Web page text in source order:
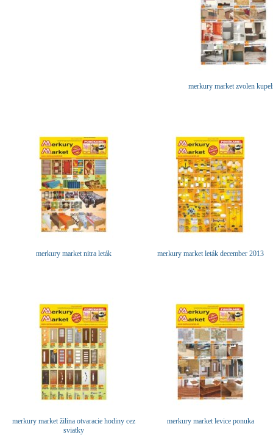
merkury market zvolen
merkury market nitra leták merkury market leták december 2013
merkury market žilina otvaracie hodiny cez
sviatky
merkury market levice ponuka